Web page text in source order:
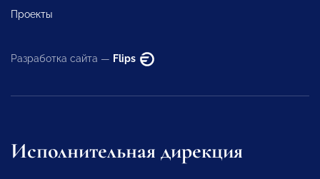
Проекты
Разработка сайта — Flips
Исполнительная дирекция